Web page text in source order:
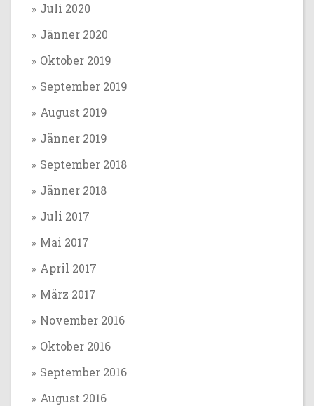
Juli 2020
Jänner 2020
Oktober 2019
September 2019
August 2019
Jänner 2019
September 2018
Jänner 2018
Juli 2017
Mai 2017
April 2017
März 2017
November 2016
Oktober 2016
September 2016
August 2016